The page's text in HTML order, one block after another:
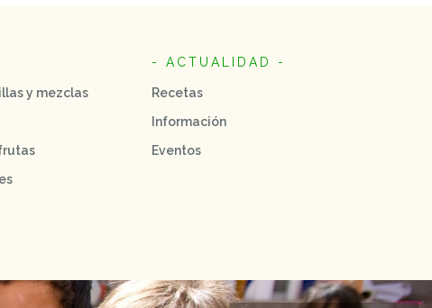
y mezclas
- ACTUALIDAD -
Recetas
Información
Eventos